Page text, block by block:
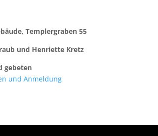
Templergraben 55
und Henriette Kretz
gebeten
und Anmeldung